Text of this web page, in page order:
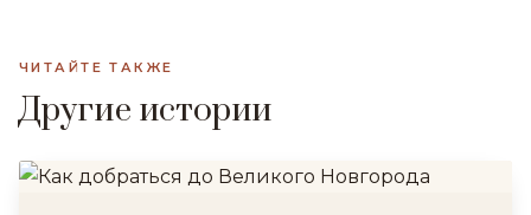
ЧИТАЙТЕ ТАКЖЕ
Другие истории